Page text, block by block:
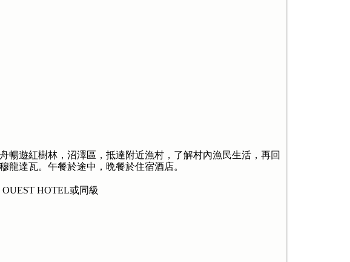
暢遊紅樹林，沼澤區，抵達附近漁村，了解村內漁民生活，再回
龍達瓦。午餐於途中，晩餐於住宿酒店。
HOTEL或同級